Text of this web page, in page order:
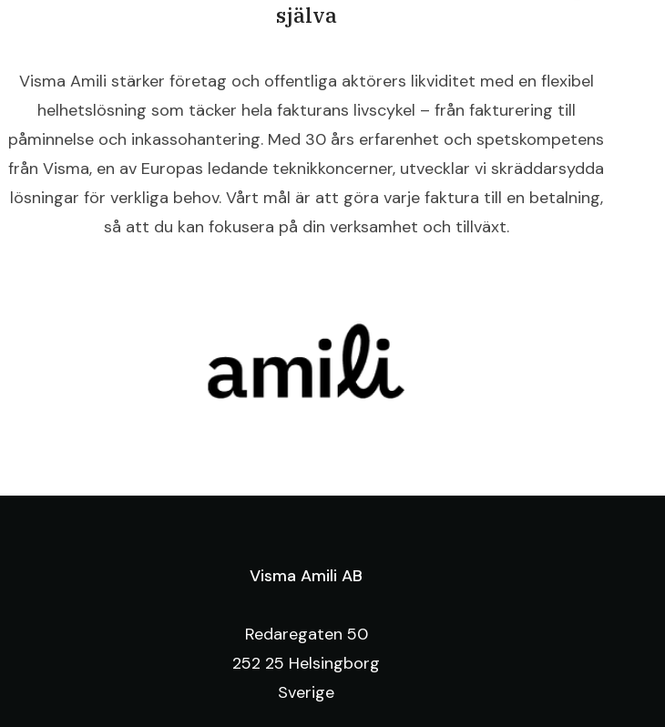
själva
Visma Amili stärker företag och offentliga aktörers likviditet med en flexibel
helhetslösning som täcker hela fakturans livscykel – från fakturering till
påminnelse och inkassohantering. Med 30 års erfarenhet och spetskompetens
från Visma, en av Europas ledande teknikkoncerner, utvecklar vi skräddarsydda
lösningar för verkliga behov. Vårt mål är att göra varje faktura till en betalning,
så att du kan fokusera på din verksamhet och tillväxt.
Visma Amili AB
Redaregaten 50
252 25 Helsingborg
Sverige